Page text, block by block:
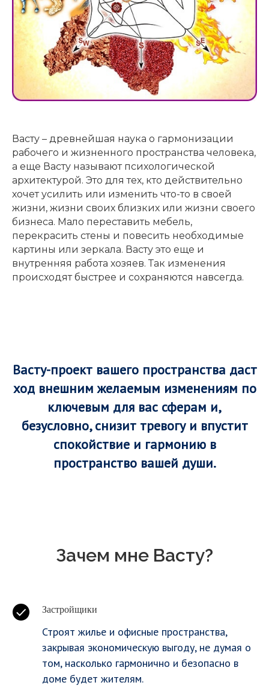
Васту – древнейшая наука о гармонизации
рабочего и жизненного пространства человека,
а еще Васту называют психологической
архитектурой. Это для тех, кто действительно
хочет усилить или изменить что-то в своей
жизни, жизни своих близких или жизни своего
бизнеса. Мало переставить мебель,
перекрасить стены и повесить необходимые
картины или зеркала. Васту это еще и
внутренняя работа хозяев. Так изменения
происходят быстрее и сохраняются навсегда.
Васту-проект вашего пространства даст
ход внешним желаемым изменениям по
ключевым для вас сферам и,
безусловно, снизит тревогу и впустит
спокойствие и гармонию в
пространство вашей души.
Зачем мне Васту?
Застройщики
Строят жилье и офисные пространства,
закрывая экономическую выгоду, не думая о
том, насколько гармонично и безопасно в
доме будет жителям.